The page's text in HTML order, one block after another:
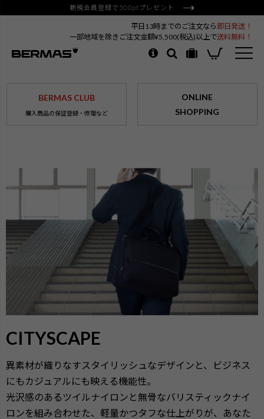
新規会員登録で500ptプレゼント
平日13時までのご注文なら 即日発送！
一部地域を除きご注文金額¥5,500(税込)以上で送料無料！
BERMAS CLUB
購入商品の保証登録・修理など
ONLINE
SHOPPING
CITYSCAPE
異素材が織りなすスタイリッシュなデザインと、ビジネス
にもカジュアルにも映える機能性。
光沢感のあるツイルナイロンと無骨なバリスティックナイ
ロンを組み合わせた、軽量かつタフな仕上がりが、あなた